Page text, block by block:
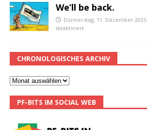
We’ll be back.
Donnerstag, 11. Dezember 2025
deaktiviert
CHRONOLOGISCHES ARCHIV
PF-BITS IM SOCIAL WEB